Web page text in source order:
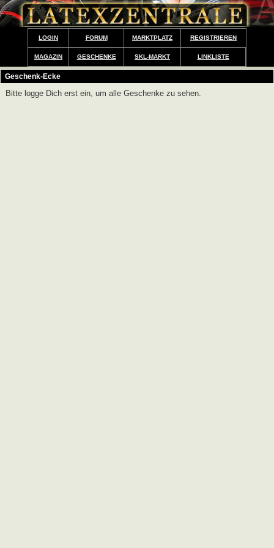
LOGIN FORUM MARKTPLATZ REGISTRIEREN
MAGAZIN GESCHENKE SKL-MARKT LINKLISTE
Geschenk-Ecke
Bitte logge Dich erst ein, um alle Geschenke zu sehen.